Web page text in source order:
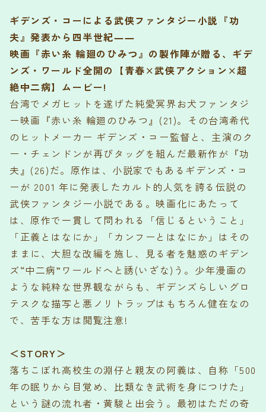
ギデンズ・コーによる武侠ファンタジー小説『功
夫』発表から四半世紀――
映画『赤い糸 輪廻のひみつ』の製作陣が贈る、ギデ
ンズ・ワールド全開の【青春×武侠アクション×超
絶中二病】ムービー!
台湾でメガヒットを遂げた純愛冥界お犬ファンタジ
ー映画『赤い糸 輪廻のひみつ』(21)。その台湾希代
のヒットメーカー ギデンズ・コー監督と、主演のク
ー・チェンドンが再びタッグを組んだ最新作が『功
夫』(26)だ。原作は、小説家でもあるギデンズ・コ
ーが 2001 年に発表したカルト的人気を誇る伝説の
武侠ファンタジー小説である。映画化にあたって
は、原作で一貫して問われる「信じるということ」
「正義とはなにか」「カンフーとはなにか」はその
ままに、大胆な改編を施し、見る者を魅惑のギデン
ズ“中二病”ワールドへと誘(いざな)う。少年漫画の
ような純粋な世界観ながらも、ギデンズらしいグロ
テスクな描写と悪ノリトラップはもちろん健在なの
で、苦手な方は閲覧注意!
＜STORY＞
落ちこぼれ高校生の淵仔と親友の阿義は、自称「500
年の眠りから目覚め、比類なき武術を身につけた」
という謎の流れ者・黄駿と出会う。最初はただの奇